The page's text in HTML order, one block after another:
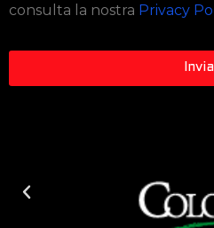
consulta la nostra Privacy
Invia